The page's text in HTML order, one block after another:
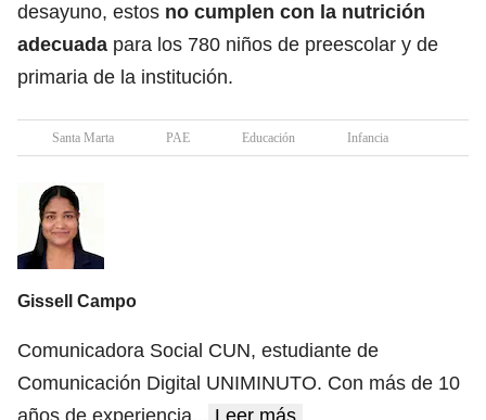
desayuno, estos no cumplen con la nutrición
adecuada para los 780 niños de preescolar y de
primaria de la institución.
Santa Marta PAE Educación Infancia
Gissell Campo
Comunicadora Social CUN, estudiante de
Comunicación Digital UNIMINUTO. Con más de 10